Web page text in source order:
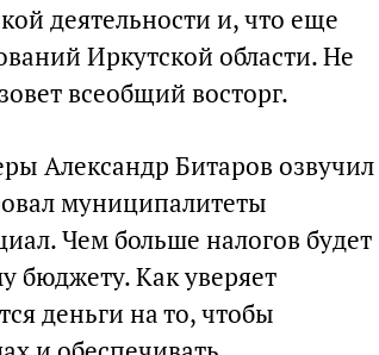
деятельности и, что еще
Иркутской области. Не
всеобщий восторг.
Александр Битаров озвучил
муниципалитеты
Чем больше налогов будет
бюджету. Как уверяет
деньги на то, чтобы